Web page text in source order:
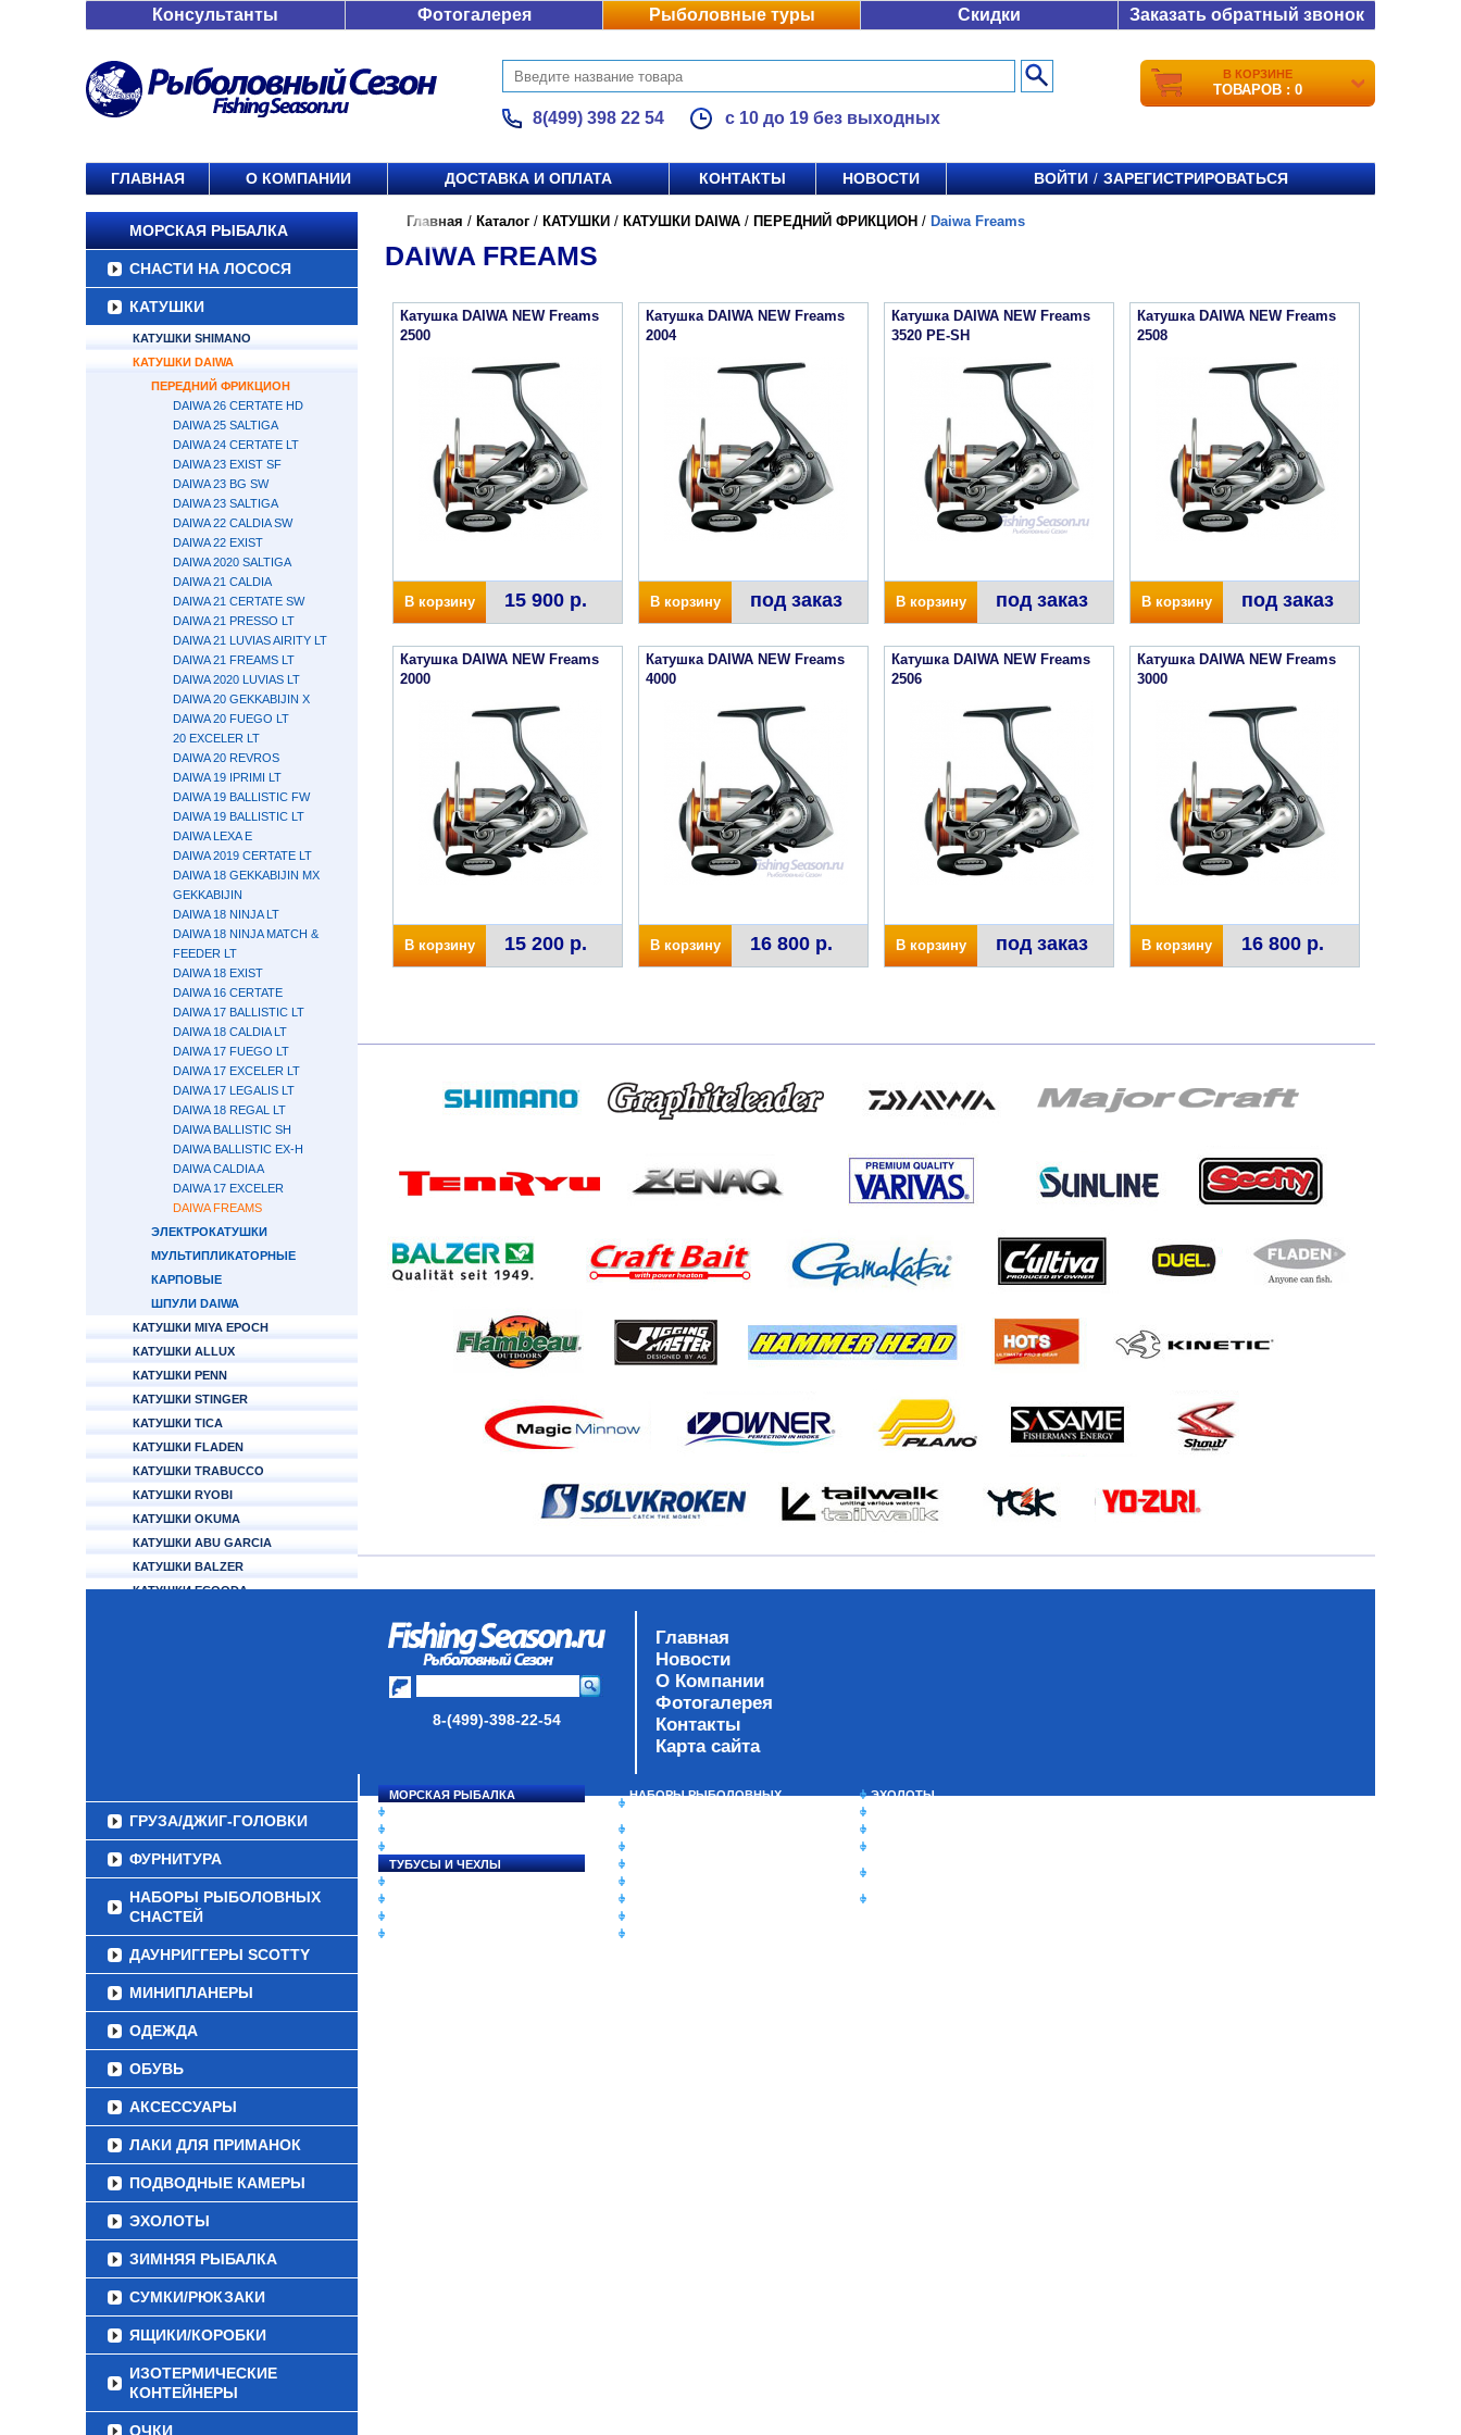
Консультанты Фотогалерея Рыболовные туры Скидки Заказать обратный звонок
8(499) 398 22 54 с 10 до 19 без выходных
В КОРЗИНЕ
ТОВАРОВ : 0
ГЛАВНАЯ О КОМПАНИИ ДОСТАВКА И ОПЛАТА КОНТАКТЫ НОВОСТИ ВОЙТИ / ЗАРЕГИСТРИРОВАТЬСЯ
МОРСКАЯ РЫБАЛКА
СНАСТИ НА ЛОСОСЯ
КАТУШКИ
КАТУШКИ SHIMANO
КАТУШКИ DAIWA
ПЕРЕДНИЙ ФРИКЦИОН
DAIWA 26 CERTATE HD
DAIWA 25 SALTIGA
DAIWA 24 CERTATE LT
DAIWA 23 EXIST SF
DAIWA 23 BG SW
DAIWA 23 SALTIGA
DAIWA 22 CALDIA SW
DAIWA 22 EXIST
DAIWA 2020 SALTIGA
DAIWA 21 CALDIA
DAIWA 21 CERTATE SW
DAIWA 21 PRESSO LT
DAIWA 21 LUVIAS AIRITY LT
DAIWA 21 FREAMS LT
DAIWA 2020 LUVIAS LT
DAIWA 20 GEKKABIJIN X
DAIWA 20 FUEGO LT
20 EXCELER LT
DAIWA 20 REVROS
DAIWA 19 IPRIMI LT
DAIWA 19 BALLISTIC FW
DAIWA 19 BALLISTIC LT
DAIWA LEXA E
DAIWA 2019 CERTATE LT
DAIWA 18 GEKKABIJIN MX
GEKKABIJIN
DAIWA 18 NINJA LT
DAIWA 18 NINJA MATCH &
FEEDER LT
DAIWA 18 EXIST
DAIWA 16 CERTATE
DAIWA 17 BALLISTIC LT
DAIWA 18 CALDIA LT
DAIWA 17 FUEGO LT
DAIWA 17 EXCELER LT
DAIWA 17 LEGALIS LT
DAIWA 18 REGAL LT
DAIWA BALLISTIC SH
DAIWA BALLISTIC EX-H
DAIWA CALDIA A
DAIWA 17 EXCELER
DAIWA FREAMS
ЭЛЕКТРОКАТУШКИ
МУЛЬТИПЛИКАТОРНЫЕ
КАРПОВЫЕ
ШПУЛИ DAIWA
КАТУШКИ MIYA EPOCH
КАТУШКИ ALLUX
КАТУШКИ PENN
КАТУШКИ STINGER
КАТУШКИ TICA
КАТУШКИ FLADEN
КАТУШКИ TRABUCCO
КАТУШКИ RYOBI
КАТУШКИ OKUMA
КАТУШКИ ABU GARCIA
КАТУШКИ BALZER
КАТУШКИ ECOODA
ГРУЗА/ДЖИГ-ГОЛОВКИ
ФУРНИТУРА
НАБОРЫ РЫБОЛОВНЫХ
СНАСТЕЙ
ДАУНРИГГЕРЫ SCOTTY
МИНИПЛАНЕРЫ
ОДЕЖДА
ОБУВЬ
АКСЕССУАРЫ
ЛАКИ ДЛЯ ПРИМАНОК
ПОДВОДНЫЕ КАМЕРЫ
ЭХОЛОТЫ
ЗИМНЯЯ РЫБАЛКА
СУМКИ/РЮКЗАКИ
ЯЩИКИ/КОРОБКИ
ИЗОТЕРМИЧЕСКИЕ
КОНТЕЙНЕРЫ
ОЧКИ
Главная / Каталог / КАТУШКИ / КАТУШКИ DAIWA / ПЕРЕДНИЙ ФРИКЦИОН / Daiwa Freams
DAIWA FREAMS
Катушка DAIWA NEW Freams
2500
В корзину 15 900 р.
Катушка DAIWA NEW Freams
2004
В корзину под заказ
Катушка DAIWA NEW Freams
3520 PE-SH
В корзину под заказ
Катушка DAIWA NEW Freams
2508
В корзину под заказ
Катушка DAIWA NEW Freams
2000
В корзину 15 200 р.
Катушка DAIWA NEW Freams
4000
В корзину 16 800 р.
Катушка DAIWA NEW Freams
2506
В корзину под заказ
Катушка DAIWA NEW Freams
3000
В корзину 16 800 р.
8-(499)-398-22-54
Главная
Новости
О Компании
Фотогалерея
Контакты
Карта сайта
МОРСКАЯ РЫБАЛКА
ТУБУСЫ И ЧЕХЛЫ
НАБОРЫ РЫБОЛОВНЫХ
ЭХОЛОТЫ